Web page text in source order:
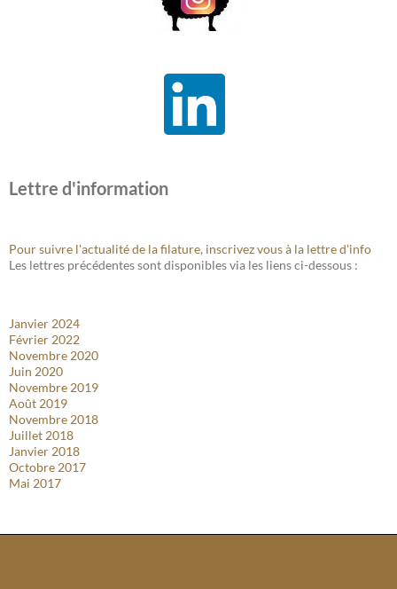
Lettre d'information
Pour suivre l'actualité de la filature, inscrivez vous à la lettre d'info
Les lettres précédentes sont disponibles via les liens ci-dessous :
Janvier 2024
Février 2022
Novembre 2020
Juin 2020
Novembre 2019
Août 2019
Novembre 2018
Juillet 2018
Janvier 2018
Octobre 2017
Mai 2017